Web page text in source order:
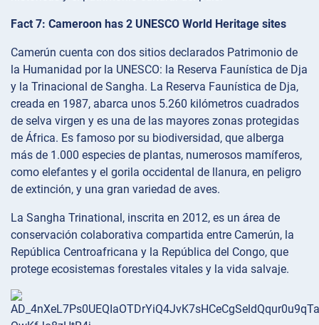
Fact 7: Cameroon has 2 UNESCO World Heritage sites
Camerún cuenta con dos sitios declarados Patrimonio de
la Humanidad por la UNESCO: la Reserva Faunística de Dja
y la Trinacional de Sangha. La Reserva Faunística de Dja,
creada en 1987, abarca unos 5.260 kilómetros cuadrados
de selva virgen y es una de las mayores zonas protegidas
de África. Es famoso por su biodiversidad, que alberga
más de 1.000 especies de plantas, numerosos mamíferos,
como elefantes y el gorila occidental de llanura, en peligro
de extinción, y una gran variedad de aves.
La Sangha Trinational, inscrita en 2012, es un área de
conservación colaborativa compartida entre Camerún, la
República Centroafricana y la República del Congo, que
protege ecosistemas forestales vitales y la vida salvaje.